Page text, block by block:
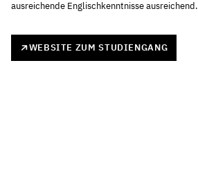
ausreichende Englischkenntnisse ausreichend.
WEBSITE ZUM STUDIENGANG